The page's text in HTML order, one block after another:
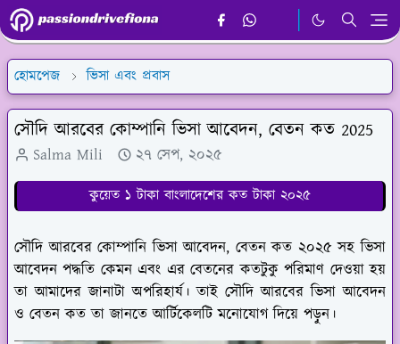
হোমপেজ ভিসা এবং প্রবাস
সৌদি আরবের কোম্পানি ভিসা আবেদন, বেতন কত 2025
Salma Mili ২৭ সেপ, ২০২৫
কুয়েত ১ টাকা বাংলাদেশের কত টাকা ২০২৫
সৌদি আরবের কোম্পানি ভিসা আবেদন, বেতন কত ২০২৫ সহ ভিসা
আবেদন পদ্ধতি কেমন এবং এর বেতনের কতটুকু পরিমাণ দেওয়া হয়
তা আমাদের জানাটা অপরিহার্য। তাই সৌদি আরবের ভিসা আবেদন
ও বেতন কত তা জানতে আর্টিকেলটি মনোযোগ দিয়ে পড়ুন।